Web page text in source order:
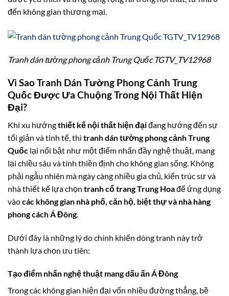
đến không gian thương mại.
Tranh dán tường phong cảnh Trung Quốc TGTV_TV12968
Vì Sao Tranh Dán Tường Phong Cảnh Trung
Quốc Được Ưa Chuộng Trong Nội Thất Hiện
Đại?
Khi xu hướngthiết kế nội thất hiện đạiđang hướng đến sự
tối giản và tinh tế, thì tranh dán tường phong cảnh Trung
Quốc lại nổi bật như một điểm nhấn đầy nghệ thuật, mang
lại chiều sâu và tính thiền định cho không gian sống. Không
phải ngẫu nhiên mà ngày càng nhiều gia chủ, kiến trúc sư và
nhà thiết kế lựa chọn tranh cổ trang Trung Hoađể ứng dụng
vàocác không gian nhà phố, căn hộ, biệt thự và nhà hàng
phong cách Á Đông.
Dưới đây là những lý do chính khiến dòng tranh này trở
thành lựa chọn ưu tiên:
Tạo điểm nhấn nghệ thuật mang dấu ấn Á Đông
Trong các không gian hiện đại vốn nhiều đường thẳng, bề